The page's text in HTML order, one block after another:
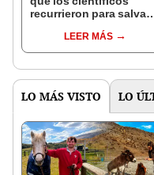
recurrieron para salvar
reintroducción de un
asno salvaje está
en un paisaje con más
LEER MÁS
LO MÁS VISTO LO